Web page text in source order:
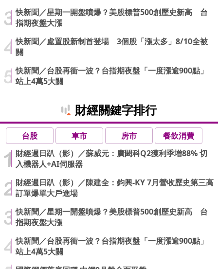
快新聞／星期一開盤噴爆？美股標普500創歷史新高 台
指期夜盤大漲
快新聞／處置股新制首登場 3個股「漲太多」8/10全被
關
快新聞／台股再衝一波？台指期夜盤「一度漲逾900點」
站上4萬5大關
財經關鍵字排行
台股 車市 房市
餐飲消費
財經週日趴（影）／蘇威元：廣閎科Q2獲利季增88% 切
入機器人+AI伺服器
財經週日趴（影）／陳建全：鈞興-KY 7月營收歷史第三高
訂單爆單大戶進場
快新聞／星期一開盤噴爆？美股標普500創歷史新高 台
指期夜盤大漲
快新聞／台股再衝一波？台指期夜盤「一度漲逾900點」
站上4萬5大關